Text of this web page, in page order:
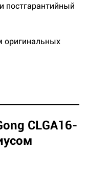
постгарантийный
CLGA16-